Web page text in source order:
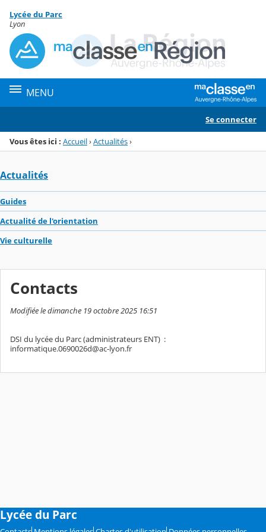
Menu de la rubrique
Contenu
Lycée du Parc
Lyon
MENU
Se connecter
Vous êtes ici : Accueil›Actualités›
Actualités
Guides
Actualité de l'orientation
Vie culturelle
Contacts
Modifiée le dimanche 19 octobre 2025 16:51
DSI du lycée du Parc (administrateurs ENT) :
informatique.0690026d@ac-lyon.fr
Lycée du Parc